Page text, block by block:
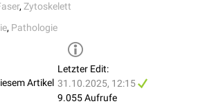
, Zytoskelett
, Pathologie
Artikel
Letzter Edit:
31.10.2025, 12:15
9.055 Aufrufe